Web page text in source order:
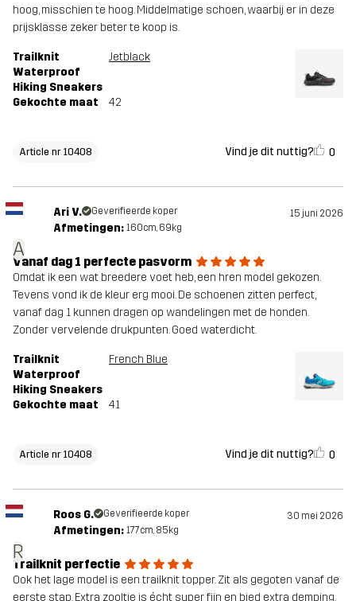
hoog, misschien te hoog. Middelmatige schoen, waarbij er in deze
prijsklasse zeker beter te koop is.
Trailknit
Waterproof
Hiking Sneakers
Jetblack
Gekochte maat 42
Article nr 10408 Vind je dit nuttig? 0
A
Ari V. Geverifieerde koper 15 juni 2026
Afmetingen: 160cm, 69kg
Vanaf dag 1 perfecte pasvorm
Omdat ik een wat breedere voet heb, een hren model gekozen.
Tevens vond ik de kleur erg mooi. De schoenen zitten perfect,
vanaf dag 1 kunnen dragen op wandelingen met de honden.
Zonder vervelende drukpunten. Goed waterdicht.
Trailknit
Waterproof
Hiking Sneakers
French Blue
Gekochte maat 41
Article nr 10408 Vind je dit nuttig? 0
R
Roos G. Geverifieerde koper 30 mei 2026
Afmetingen: 177cm, 85kg
Trailknit perfectie
Ook het lage model is een trailknit topper. Zit als gegoten vanaf de
eerste stap. Extra zooltje is écht super fijn en bied extra demping.